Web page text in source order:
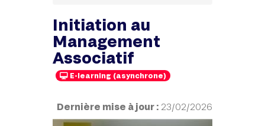
Initiation au
Management
Associatif
E-learning (asynchrone)
Dernière mise à jour : 23/02/2026